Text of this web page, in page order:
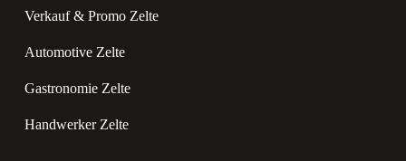
Verkauf & Promo Zelte
Automotive Zelte
Gastronomie Zelte
Handwerker Zelte